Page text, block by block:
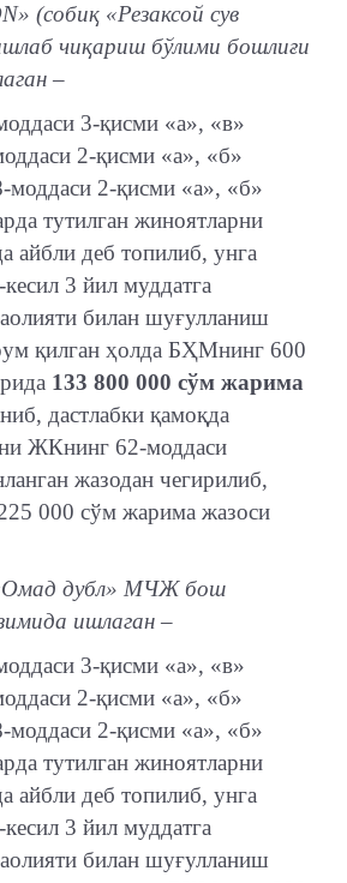
(собиқ «Резаксой сув
чиқариш бўлими бошлиғи
–
3-қисми «а», «в»
2-қисми «а», «б»
моддаси 2-қисми «а», «б»
тутилган жиноятларни
айбли деб топилиб, унга
3 йил муддатга
билан шуғулланиш
қилган ҳолда БҲМнинг 600
133 800 000 сўм жарима
дастлабки қамоқда
ЖКнинг 62-моддаси
жазодан чегирилиб,
000 сўм жарима жазоси
дубл» МЧЖ бош
ишлаган –
3-қисми «а», «в»
2-қисми «а», «б»
моддаси 2-қисми «а», «б»
тутилган жиноятларни
айбли деб топилиб, унга
3 йил муддатга
билан шуғулланиш